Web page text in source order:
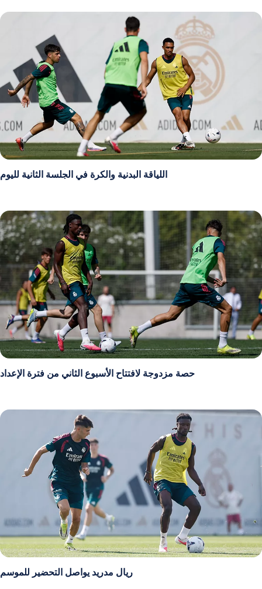
اللياقة البدنية والكرة في الجلسة الثانية لليوم
حصة مزدوجة لافتتاح الأسبوع الثاني من فترة الإعداد
ريال مدريد يواصل التحضير للموسم